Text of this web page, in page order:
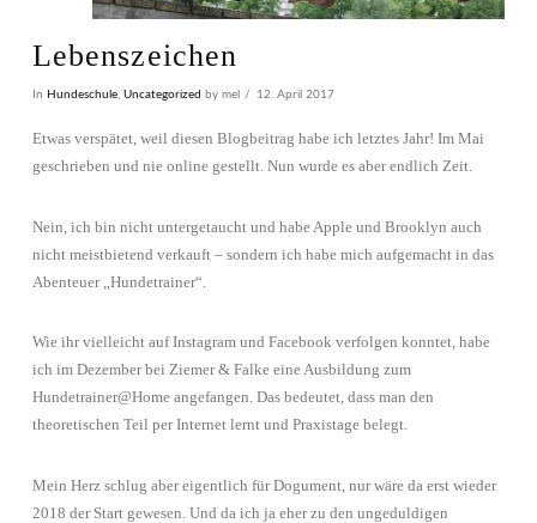
Lebenszeichen
In Hundeschule, Uncategorized by mel 12. April 2017
Etwas verspätet, weil diesen Blogbeitrag habe ich letztes Jahr! Im Mai
geschrieben und nie online gestellt. Nun wurde es aber endlich Zeit.
Nein, ich bin nicht untergetaucht und habe Apple und Brooklyn auch
nicht meistbietend verkauft – sondern ich habe mich aufgemacht in das
Abenteuer „Hundetrainer“.
Wie ihr vielleicht auf Instagram und Facebook verfolgen konntet, habe
ich im Dezember bei Ziemer & Falke eine Ausbildung zum
Hundetrainer@Home angefangen. Das bedeutet, dass man den
theoretischen Teil per Internet lernt und Praxistage belegt.
Mein Herz schlug aber eigentlich für Dogument, nur wäre da erst wieder
2018 der Start gewesen. Und da ich ja eher zu den ungeduldigen